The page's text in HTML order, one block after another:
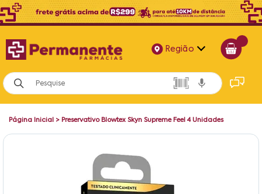
Região
Alagoas
Bahia
Página Inicial > Preservativo Blowtex Skyn Supreme Feel 4 Unidades